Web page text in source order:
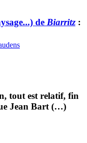
de Biarritz:
tout est relatif, fin
Jean Bart (…)